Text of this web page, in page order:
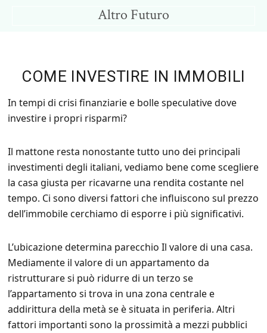
Altro Futuro
Altro
COME INVESTIRE IN IMMOBILI
In tempi di crisi finanziarie e bolle speculative dove
investire i propri risparmi?
Il mattone resta nonostante tutto uno dei principali
investimenti degli italiani, vediamo bene come scegliere
la casa giusta per ricavarne una rendita costante nel
tempo. Ci sono diversi fattori che influiscono sul prezzo
dell’immobile cerchiamo di esporre i più significativi.
L’ubicazione determina parecchio Il valore di una casa.
Mediamente il valore di un appartamento da
ristrutturare si può ridurre di un terzo se
l’appartamento si trova in una zona centrale e
addirittura della metà se è situata in periferia. Altri
fattori importanti sono la prossimità a mezzi pubblici